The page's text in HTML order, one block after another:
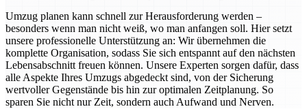
Umzug planen kann schnell zur Herausforderung werden –
besonders wenn man nicht weiß, wo man anfangen soll. Hier setzt
unsere professionelle Unterstützung an: Wir übernehmen die
komplette Organisation, sodass Sie sich entspannt auf den nächsten
Lebensabschnitt freuen können. Unsere Experten sorgen dafür, dass
alle Aspekte Ihres Umzugs abgedeckt sind, von der Sicherung
wertvoller Gegenstände bis hin zur optimalen Zeitplanung. So
sparen Sie nicht nur Zeit, sondern auch Aufwand und Nerven.